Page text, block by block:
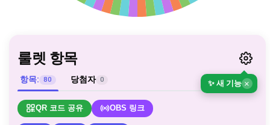
룰렛 항목
✨ 새 기능 ×
항목: 80 당첨자 0
QR 코드 공유 OBS 링크